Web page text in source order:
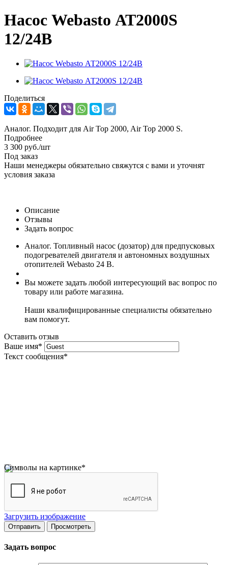
Насос Webasto АТ2000S
12/24В
Поделиться
Аналог. Подходит для Air Top 2000, Air Top 2000 S.
Подробнее
3 300 руб./шт
Под заказ
Наши менеджеры обязательно свяжутся с вами и уточнят
условия заказа
Описание
Отзывы
Задать вопрос
Аналог. Топливный насос (дозатор) для предпусковых
подогревателей двигателя и автономных воздушных
отопителей Webasto 24 В.
Вы можете задать любой интересующий вас вопрос по
товару или работе магазина.
Наши квалифицированные специалисты обязательно
вам помогут.
Оставить отзыв
Ваше имя*
Текст сообщения*
Символы на картинке*
Загрузить изображение
Задать вопрос